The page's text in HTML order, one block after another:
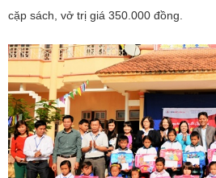
cặp sách, vở trị giá 350.000 đồng.